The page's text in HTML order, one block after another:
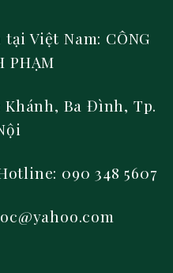
Việt Nam: CÔNG
PHẠM
Khánh, Ba Đình, Tp.
090 348 5607